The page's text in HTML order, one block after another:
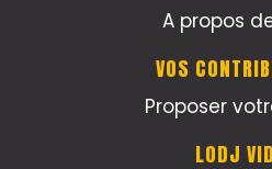
A propos
VOS
Proposer
LODJ